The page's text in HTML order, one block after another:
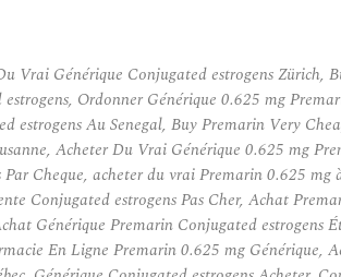
Vrai Générique Conjugated estrogens
Ordonner Générique 0.625 mg
Au Senegal, Buy Premarin Very
Acheter Du Vrai Générique 0.625 mg
Cheque, acheter du vrai Premarin 0.625
Conjugated estrogens Pas Cher, Achat
Générique Premarin Conjugated estrogens
En Ligne Premarin 0.625 mg